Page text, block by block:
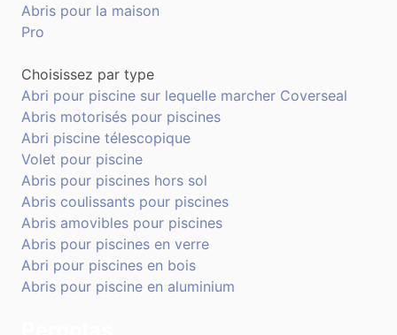
Abris pour la maison
Pro
Choisissez par type
Abri pour piscine sur lequelle marcher Coverseal
Abris motorisés pour piscines
Abri piscine télescopique
Volet pour piscine
Abris pour piscines hors sol
Abris coulissants pour piscines
Abris amovibles pour piscines
Abris pour piscines en verre
Abri pour piscines en bois
Abris pour piscine en aluminium